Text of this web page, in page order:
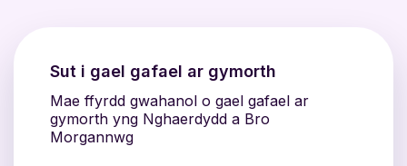
Sut i gael gafael ar gymorth
Mae ffyrdd gwahanol o gael gafael ar
gymorth yng Nghaerdydd a Bro
Morgannwg